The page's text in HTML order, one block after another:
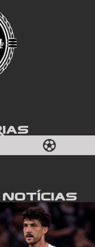
notícias